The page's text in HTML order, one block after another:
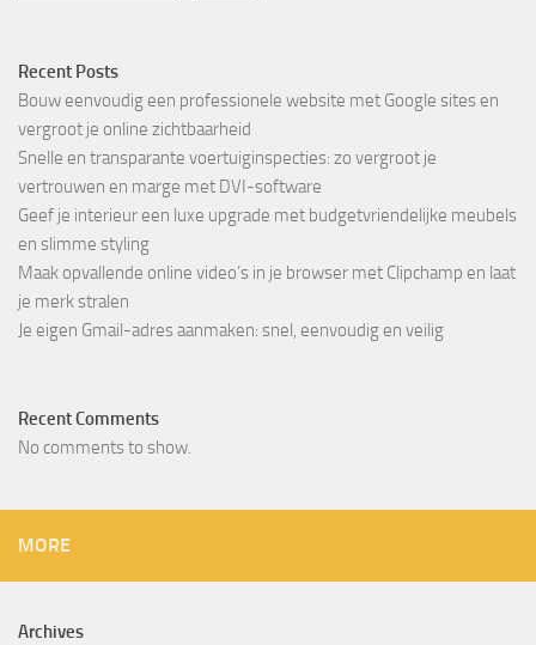
Recent Posts
Bouw eenvoudig een professionele website met Google sites en
vergroot je online zichtbaarheid
Snelle en transparante voertuiginspecties: zo vergroot je
vertrouwen en marge met DVI-software
Geef je interieur een luxe upgrade met budgetvriendelijke meubels
en slimme styling
Maak opvallende online video’s in je browser met Clipchamp en laat
je merk stralen
Je eigen Gmail-adres aanmaken: snel, eenvoudig en veilig
Recent Comments
No comments to show.
MORE
Archives